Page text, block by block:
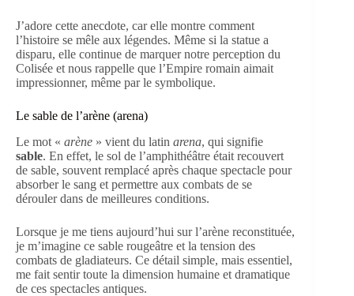
J’adore cette anecdote, car elle montre comment
l’histoire se mêle aux légendes. Même si la statue a
disparu, elle continue de marquer notre perception du
Colisée et nous rappelle que l’Empire romain aimait
impressionner, même par le symbolique.
Le sable de l’arène (arena)
Le mot « arène » vient du latin arena, qui signifie
sable. En effet, le sol de l’amphithéâtre était recouvert
de sable, souvent remplacé après chaque spectacle pour
absorber le sang et permettre aux combats de se
dérouler dans de meilleures conditions.
Lorsque je me tiens aujourd’hui sur l’arène reconstituée,
je m’imagine ce sable rougeâtre et la tension des
combats de gladiateurs. Ce détail simple, mais essentiel,
me fait sentir toute la dimension humaine et dramatique
de ces spectacles antiques.